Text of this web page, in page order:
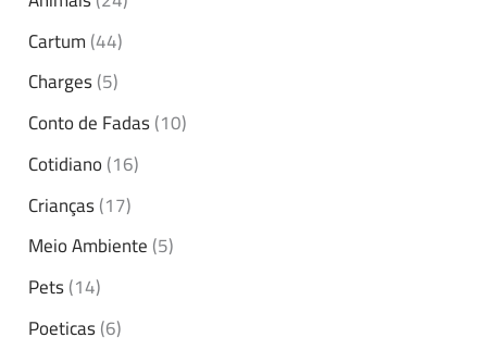
Cartum(44)
Charges(5)
Conto de Fadas(10)
Cotidiano(16)
Crianças(17)
Meio Ambiente(5)
Pets(14)
Poeticas(6)